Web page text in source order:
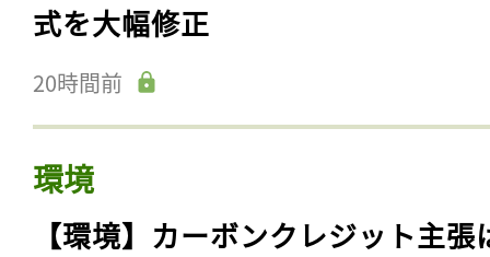
式を大幅修正
20時間前
環境
【環境】カーボンクレジット主張